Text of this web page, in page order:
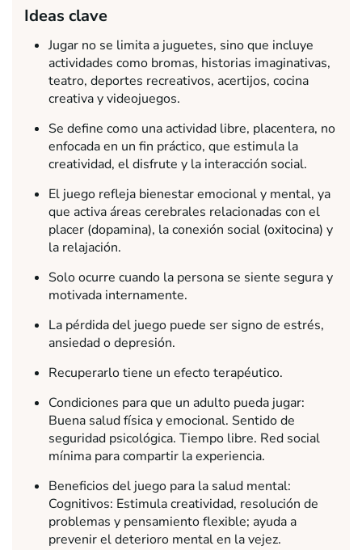
Ideas clave
Jugar no se limita a juguetes, sino que incluye
actividades como bromas, historias imaginativas,
teatro, deportes recreativos, acertijos, cocina
creativa y videojuegos.
Se define como una actividad libre, placentera, no
enfocada en un fin práctico, que estimula la
creatividad, el disfrute y la interacción social.
El juego refleja bienestar emocional y mental, ya
que activa áreas cerebrales relacionadas con el
placer (dopamina), la conexión social (oxitocina) y
la relajación.
Solo ocurre cuando la persona se siente segura y
motivada internamente.
La pérdida del juego puede ser signo de estrés,
ansiedad o depresión.
Recuperarlo tiene un efecto terapéutico.
Condiciones para que un adulto pueda jugar:
Buena salud física y emocional. Sentido de
seguridad psicológica. Tiempo libre. Red social
mínima para compartir la experiencia.
Beneficios del juego para la salud mental:
Cognitivos: Estimula creatividad, resolución de
problemas y pensamiento flexible; ayuda a
prevenir el deterioro mental en la vejez.